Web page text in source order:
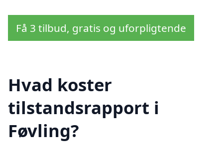
Få 3 tilbud, gratis og uforpligtende
Hvad koster
tilstandsrapport i
Føvling?